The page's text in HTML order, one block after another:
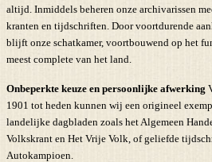
altijd. Inmiddels beheren onze archivarissen
kranten en tijdschriften. Door voortdurende
blijft onze schatkamer, voortbouwend op het
meest complete van het land.
Onbeperkte keuze en persoonlijke afwerking
1901 tot heden kunnen wij een origineel
landelijke dagbladen zoals het Algemeen
Volkskrant en Het Vrije Volk, of geliefde
Autokampioen.